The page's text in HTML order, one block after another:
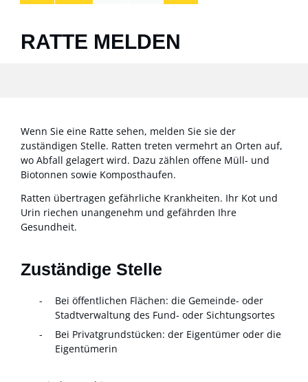
RATTE MELDEN
Wenn Sie eine Ratte sehen, melden Sie sie der
zuständigen Stelle. Ratten treten vermehrt an Orten auf,
wo Abfall gelagert wird. Dazu zählen offene Müll- und
Biotonnen sowie Komposthaufen.
Ratten übertragen gefährliche Krankheiten. Ihr Kot und
Urin riechen unangenehm und gefährden Ihre
Gesundheit.
Zuständige Stelle
Bei öffentlichen Flächen: die Gemeinde- oder
Stadtverwaltung des Fund- oder Sichtungsortes
Bei Privatgrundstücken: der Eigentümer oder die
Eigentümerin